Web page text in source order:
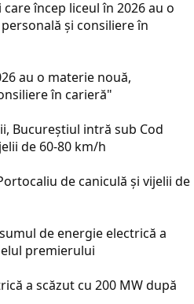
au o materie nouă,
în carieră"
de caniculă și vijelii de
a scăzut cu 200 MW după